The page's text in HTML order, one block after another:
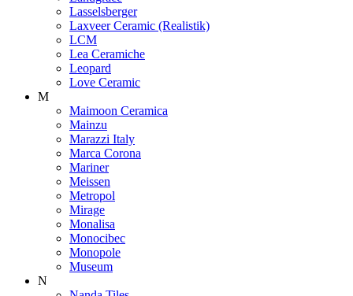
Lasselsberger
Laxveer Ceramic (Realistik)
LCM
Lea Ceramiche
Leopard
Love Ceramic
M
Maimoon Ceramica
Mainzu
Marazzi Italy
Marca Corona
Mariner
Meissen
Metropol
Mirage
Monalisa
Monocibec
Monopole
Museum
N